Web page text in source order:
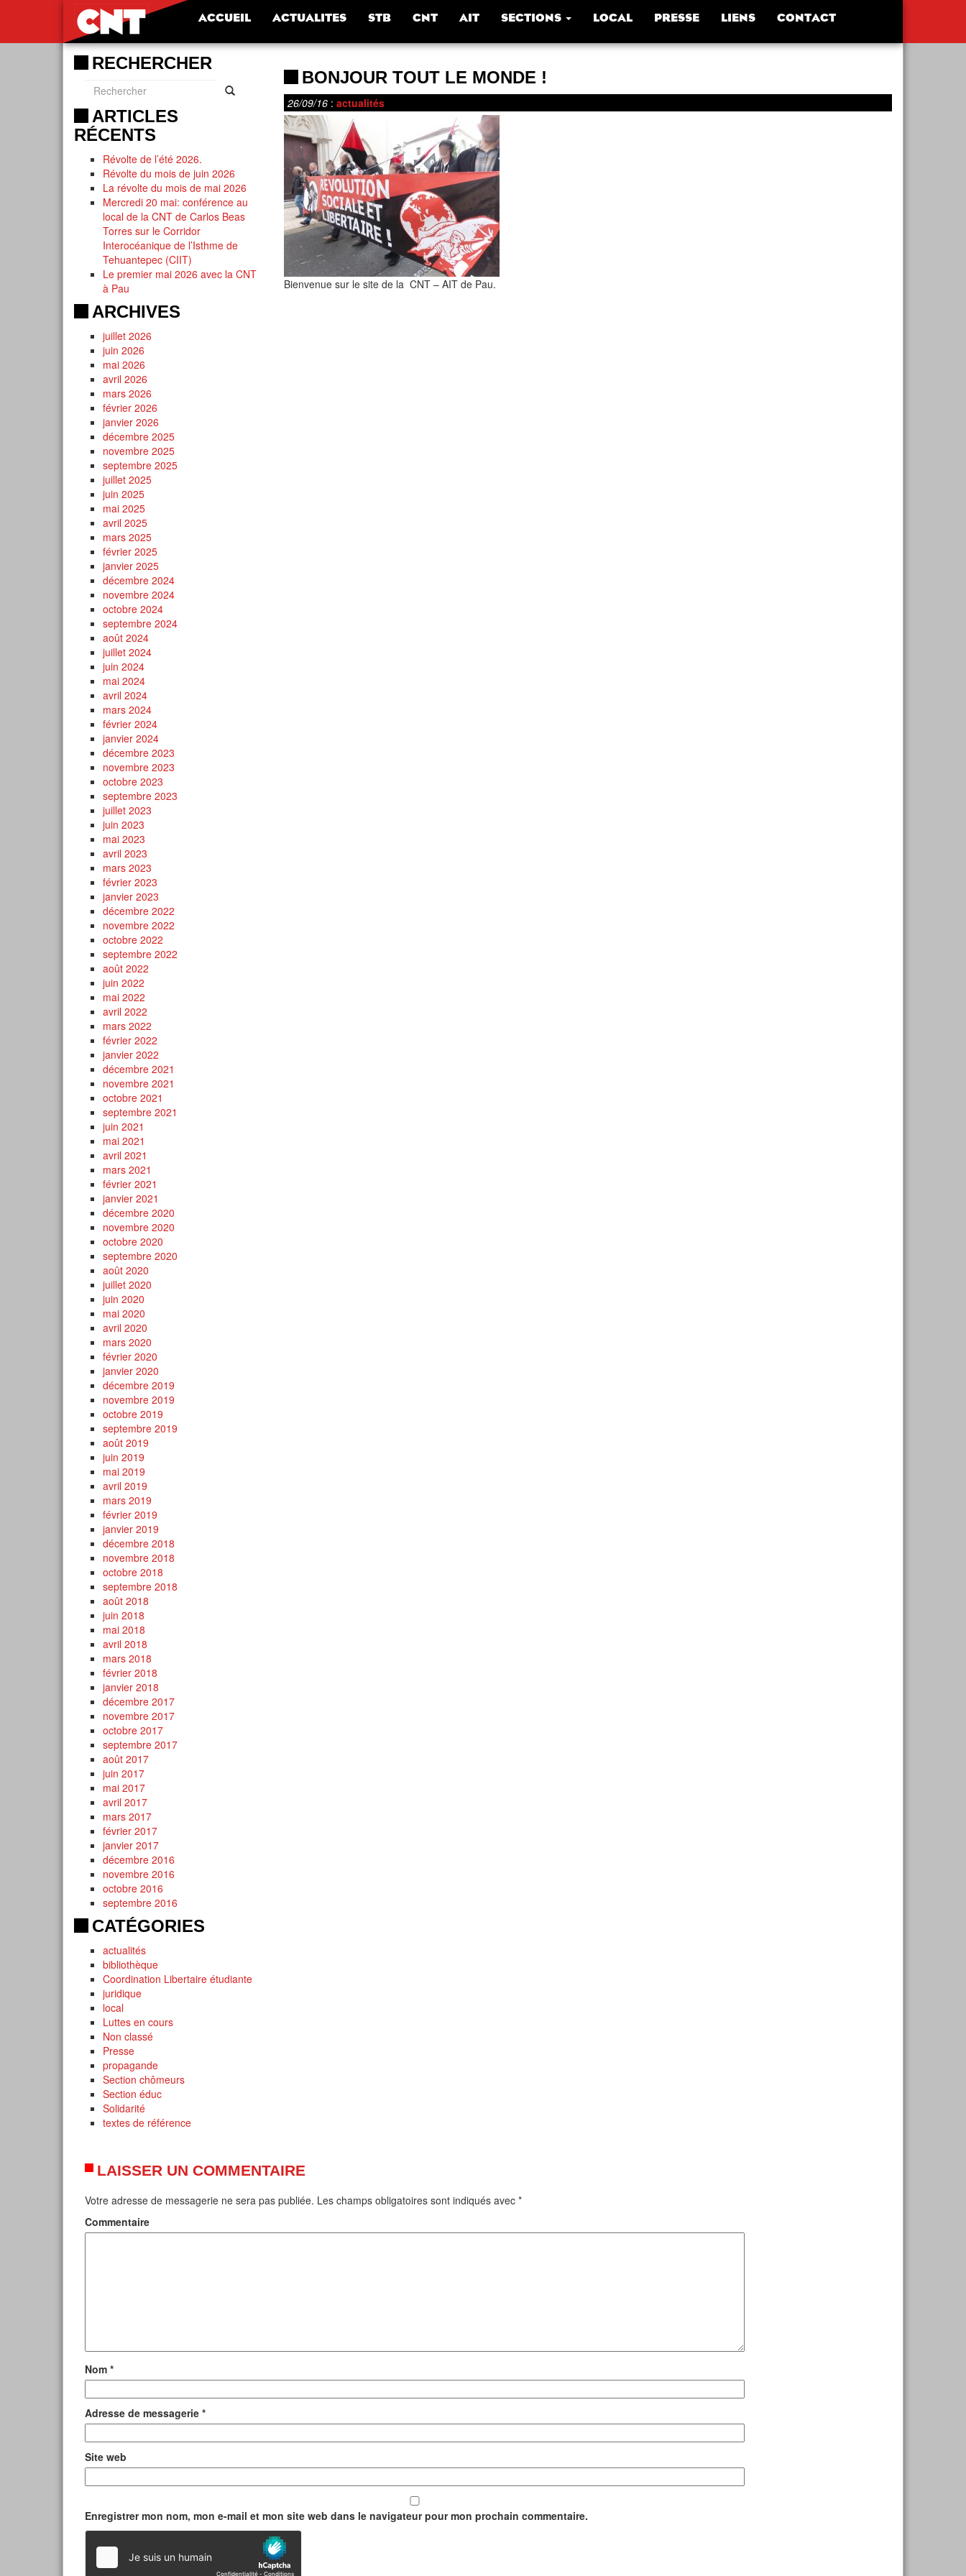
ACCUEIL ACTUALITES STB CNT AIT SECTIONS LOCAL PRESSE LIENS CONTACT
RECHERCHER
ARTICLES
RÉCENTS
Révolte de l’été 2026.
Révolte du mois de juin 2026
La révolte du mois de mai 2026
Mercredi 20 mai: conférence au
local de la CNT de Carlos Beas
Torres sur le Corridor
Interocéanique de l’Isthme de
Tehuantepec (CIIT)
Le premier mai 2026 avec la CNT
à Pau
ARCHIVES
juillet 2026
juin 2026
mai 2026
avril 2026
mars 2026
février 2026
janvier 2026
décembre 2025
novembre 2025
septembre 2025
juillet 2025
juin 2025
mai 2025
avril 2025
mars 2025
février 2025
janvier 2025
décembre 2024
novembre 2024
octobre 2024
septembre 2024
août 2024
juillet 2024
juin 2024
mai 2024
avril 2024
mars 2024
février 2024
janvier 2024
décembre 2023
novembre 2023
octobre 2023
septembre 2023
juillet 2023
juin 2023
mai 2023
avril 2023
mars 2023
février 2023
janvier 2023
décembre 2022
novembre 2022
octobre 2022
septembre 2022
août 2022
juin 2022
mai 2022
avril 2022
mars 2022
février 2022
janvier 2022
décembre 2021
novembre 2021
octobre 2021
septembre 2021
juin 2021
mai 2021
avril 2021
mars 2021
février 2021
janvier 2021
décembre 2020
novembre 2020
octobre 2020
septembre 2020
août 2020
juillet 2020
juin 2020
mai 2020
avril 2020
mars 2020
février 2020
janvier 2020
décembre 2019
novembre 2019
octobre 2019
septembre 2019
août 2019
juin 2019
mai 2019
avril 2019
mars 2019
février 2019
janvier 2019
décembre 2018
novembre 2018
octobre 2018
septembre 2018
août 2018
juin 2018
mai 2018
avril 2018
mars 2018
février 2018
janvier 2018
décembre 2017
novembre 2017
octobre 2017
septembre 2017
août 2017
juin 2017
mai 2017
avril 2017
mars 2017
février 2017
janvier 2017
décembre 2016
novembre 2016
octobre 2016
septembre 2016
CATÉGORIES
actualités
bibliothèque
Coordination Libertaire étudiante
juridique
local
Luttes en cours
Non classé
Presse
propagande
Section chômeurs
Section éduc
Solidarité
textes de référence
BONJOUR TOUT LE MONDE !
26/09/16 : actualités
Bienvenue sur le site de la CNT – AIT de Pau.
LAISSER UN COMMENTAIRE
Votre adresse de messagerie ne sera pas publiée. Les champs obligatoires sont indiqués avec *
Commentaire
Nom *
Adresse de messagerie *
Site web
Enregistrer mon nom, mon e-mail et mon site web dans le navigateur pour mon prochain commentaire.